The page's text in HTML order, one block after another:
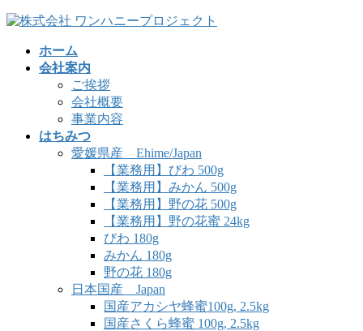
コ
ナ
ホーム
会社案内
ご挨拶
会社概要
事業内容
はちみつ
愛媛県産 Ehime/Japan
【業務用】びわ 500g
【業務用】みかん 500g
【業務用】野の花 500g
【業務用】野の花蜜 24kg
びわ 180g
みかん 180g
野の花 180g
日本国産 Japan
国産アカシヤ蜂蜜100g, 2.5kg
国産さくら蜂蜜 100g, 2.5kg